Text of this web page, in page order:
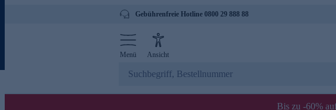
Gebührenfreie Hotline 0800 29 888 88
Menü Ansicht
Bis zu -60%